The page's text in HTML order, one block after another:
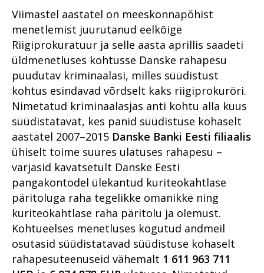
Vahistamine ja
konfiskeerimine
Riigivastased süüteod
Organiseeritud kuritegevus
Küberkuritegevus
leidma kontakti oma
kogukonnaga
Põhja ringkonnaprokuratuur
Lääne ringkonnaprokuratuur
Lõuna ringkonnaprokuratuur
Viru ringkonnaprokuratuur
Süüdistusosakond 1
Süüdistusosakond 2
Järelevalveosakond
Haldusosakond
Südametunnistuse poolel
väärtustatakse kogemust
Erikonsultandi eripalgeline töö
Rahvusvaheline koostöö
Viimastel aastatel on meeskonnapõhist
menetlemist juurutanud eelkõige
Riigiprokuratuur ja selle aasta aprillis saadeti
üldmenetluses kohtusse Danske rahapesu
puudutav kriminaalasi, milles süüdistust
kohtus esindavad võrdselt kaks riigiprokuröri.
Nimetatud kriminaalasjas anti kohtu alla kuus
süüdistatavat, kes panid süüdistuse kohaselt
aastatel 2007–2015 Danske Banki Eesti filiaalis
ühiselt toime suures ulatuses rahapesu –
varjasid kavatsetult Danske Eesti
pangakontodel ülekantud kuriteokahtlase
päritoluga raha tegelikke omanikke ning
kuriteokahtlase raha päritolu ja olemust.
Kohtueelses menetluses kogutud andmeil
osutasid süüdistatavad süüdistuse kohaselt
rahapesuteenuseid vähemalt 1 611 963 711